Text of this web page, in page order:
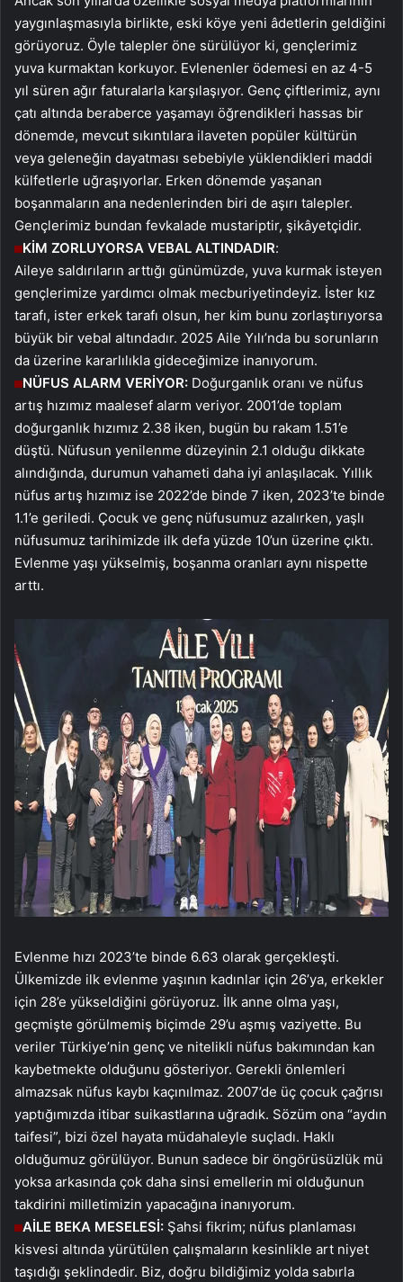
yaygınlaşmasıyla birlikte, eski köye yeni âdetlerin geldiğini
görüyoruz. Öyle talepler öne sürülüyor ki, gençlerimiz
yuva kurmaktan korkuyor. Evlenenler ödemesi en az 4-5
yıl süren ağır faturalarla karşılaşıyor. Genç çiftlerimiz, aynı
çatı altında beraberce yaşamayı öğrendikleri hassas bir
dönemde, mevcut sıkıntılara ilaveten popüler kültürün
veya geleneğin dayatması sebebiyle yüklendikleri maddi
külfetlerle uğraşıyorlar. Erken dönemde yaşanan
boşanmaların ana nedenlerinden biri de aşırı talepler.
Gençlerimiz bundan fevkalade mustariptir, şikâyetçidir.
KİM ZORLUYORSA VEBAL ALTINDADIR:
Aileye saldırıların arttığı günümüzde, yuva kurmak isteyen
gençlerimize yardımcı olmak mecburiyetindeyiz. İster kız
tarafı, ister erkek tarafı olsun, her kim bunu zorlaştırıyorsa
büyük bir vebal altındadır. 2025 Aile Yılı’nda bu sorunların
da üzerine kararlılıkla gideceğimize inanıyorum.
NÜFUS ALARM VERİYOR: Doğurganlık oranı ve nüfus
artış hızımız maalesef alarm veriyor. 2001’de toplam
doğurganlık hızımız 2.38 iken, bugün bu rakam 1.51’e
düştü. Nüfusun yenilenme düzeyinin 2.1 olduğu dikkate
alındığında, durumun vahameti daha iyi anlaşılacak. Yıllık
nüfus artış hızımız ise 2022’de binde 7 iken, 2023’te binde
1.1’e geriledi. Çocuk ve genç nüfusumuz azalırken, yaşlı
nüfusumuz tarihimizde ilk defa yüzde 10’un üzerine çıktı.
Evlenme yaşı yükselmiş, boşanma oranları aynı nispette
arttı.
Evlenme hızı 2023’te binde 6.63 olarak gerçekleşti.
Ülkemizde ilk evlenme yaşının kadınlar için 26’ya, erkekler
için 28’e yükseldiğini görüyoruz. İlk anne olma yaşı,
geçmişte görülmemiş biçimde 29’u aşmış vaziyette. Bu
veriler Türkiye’nin genç ve nitelikli nüfus bakımından kan
kaybetmekte olduğunu gösteriyor. Gerekli önlemleri
almazsak nüfus kaybı kaçınılmaz. 2007’de üç çocuk çağrısı
yaptığımızda itibar suikastlarına uğradık. Sözüm ona “aydın
taifesi”, bizi özel hayata müdahaleyle suçladı. Haklı
olduğumuz görülüyor. Bunun sadece bir öngörüsüzlük mü
yoksa arkasında çok daha sinsi emellerin mi olduğunun
takdirini milletimizin yapacağına inanıyorum.
AİLE BEKA MESELESİ: Şahsi fikrim; nüfus planlaması
kisvesi altında yürütülen çalışmaların kesinlikle art niyet
taşıdığı şeklindedir. Biz, doğru bildiğimiz yolda sabırla